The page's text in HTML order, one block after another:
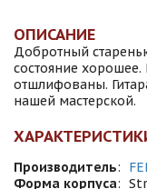
ОПИСАНИЕ
Добротный
состояние
отшлифованы.
нашей мастерской.
Производитель:
Форма корпуса: